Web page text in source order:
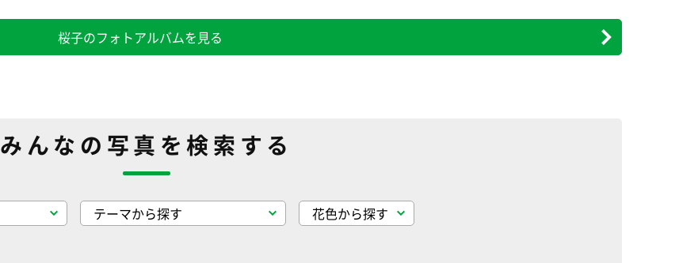
桜子のフォトアルバムを見る
みんなの写真を検索する